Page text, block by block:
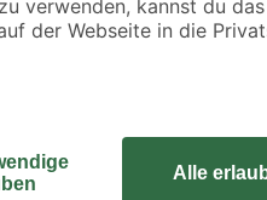
Mit der Prägetapete 'Novaboss'
Prägeform. Dank der bekannten
diffusionsoffen,